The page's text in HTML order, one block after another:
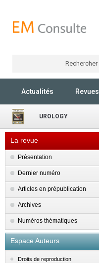
Rechercher
Actualités Revues
UROLOGY
La revue
Présentation
Dernier numéro
Articles en prépublication
Archives
Numéros thématiques
Espace Auteurs
Droits de reproduction